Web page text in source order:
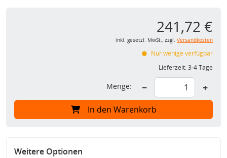
241,72 €
inkl. gesetzl. MwSt., zzgl. Versandkosten
Nur wenige verfügbar
Lieferzeit:3-4 Tage
Menge: − +
In den Warenkorb
Weitere Optionen